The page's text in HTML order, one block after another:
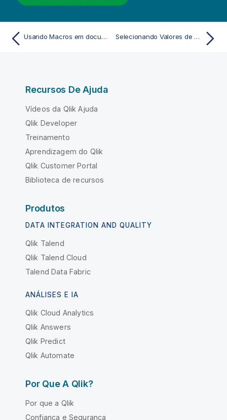
Usando Macros em documentos QV no QV-Server Selecionando Valores de Campo
Recursos De Ajuda
Vídeos da Qlik Ajuda
Qlik Developer
Treinamento
Aprendizagem do Qlik
Qlik Customer Portal
Biblioteca de recursos
Produtos
DATA INTEGRATION AND QUALITY
Qlik Talend
Qlik Talend Cloud
Talend Data Fabric
ANÁLISES E IA
Qlik Cloud Analytics
Qlik Answers
Qlik Predict
Qlik Automate
Por Que A Qlik?
Por que a Qlik
Confiança e Segurança